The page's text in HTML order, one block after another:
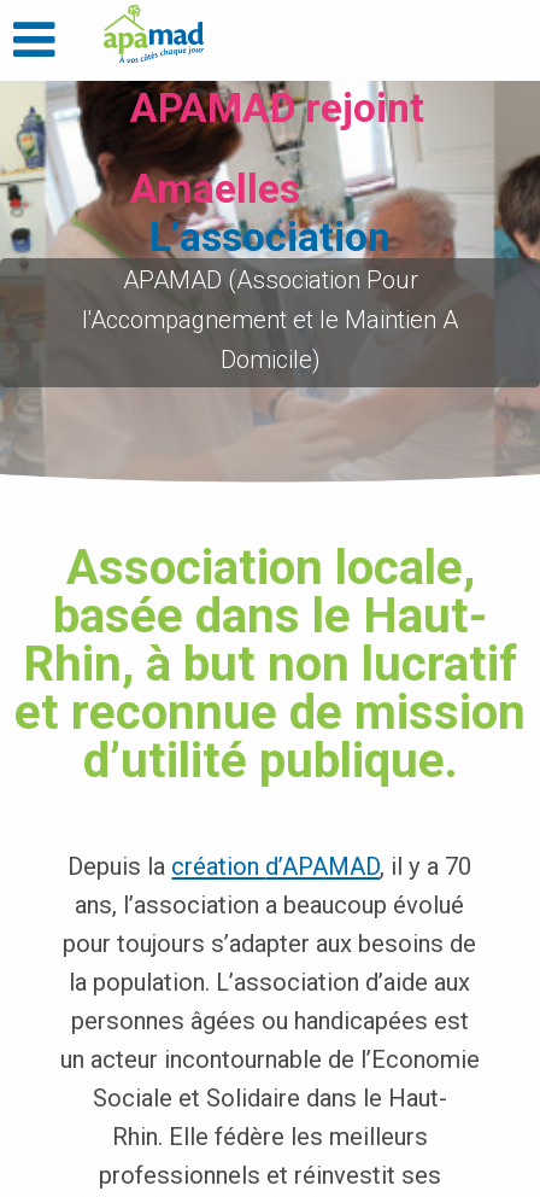
APAMAD rejoint
Amaelles
L’association
APAMAD (Association Pour
l'Accompagnement et le Maintien A
Domicile)
Association locale,
basée dans le Haut-
Rhin, à but non lucratif
et reconnue de mission
d’utilité publique.
Depuis la création d’APAMAD, il y a 70
ans, l’association a beaucoup évolué
pour toujours s’adapter aux besoins de
la population. L’association d’aide aux
personnes âgées ou handicapées est
un acteur incontournable de l’Economie
Sociale et Solidaire dans le Haut-
Rhin. Elle fédère les meilleurs
professionnels et réinvestit ses